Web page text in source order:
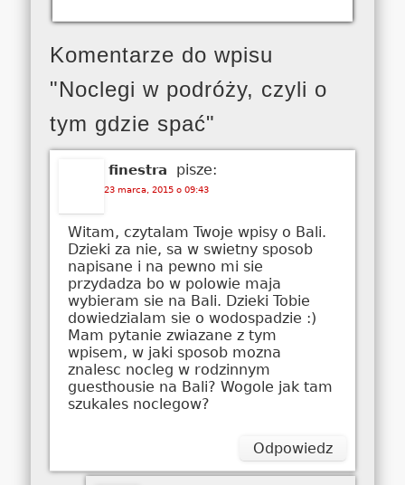
Komentarze do wpisu
"Noclegi w podróży, czyli o
tym gdzie spać"
finestra pisze:
23 marca, 2015 o 09:43
Witam, czytalam Twoje wpisy o Bali.
Dzieki za nie, sa w swietny sposob
napisane i na pewno mi sie
przydadza bo w polowie maja
wybieram sie na Bali. Dzieki Tobie
dowiedzialam sie o wodospadzie :)
Mam pytanie zwiazane z tym
wpisem, w jaki sposob mozna
znalesc nocleg w rodzinnym
guesthousie na Bali? Wogole jak tam
szukales noclegow?
Odpowiedz